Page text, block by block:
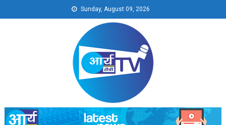
to
Sunday, August 09, 2026
Arya TV